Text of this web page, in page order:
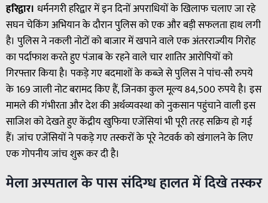
हरिद्वार। धर्मनगरी हरिद्वार में इन दिनों अपराधियों के खिलाफ चलाए जा रहे
सघन चेकिंग अभियान के दौरान पुलिस को एक और बड़ी सफलता हाथ लगी
है। पुलिस ने नकली नोटों को बाजार में खपाने वाले एक अंतरराज्यीय गिरोह
का पर्दाफाश करते हुए पंजाब के रहने वाले चार शातिर आरोपियों को
गिरफ्तार किया है। पकड़े गए बदमाशों के कब्जे से पुलिस ने पांच-सौ रुपये
के 169 जाली नोट बरामद किए हैं, जिनका कुल मूल्य 84,500 रुपये है। इस
मामले की गंभीरता और देश की अर्थव्यवस्था को नुकसान पहुंचाने वाली इस
साजिश को देखते हुए केंद्रीय खुफिया एजेंसियां भी पूरी तरह सक्रिय हो गई
हैं। जांच एजेंसियों ने पकड़े गए तस्करों के पूरे नेटवर्क को खंगालने के लिए
एक गोपनीय जांच शुरू कर दी है।
मेला अस्पताल के पास संदिग्ध हालत में दिखे तस्कर